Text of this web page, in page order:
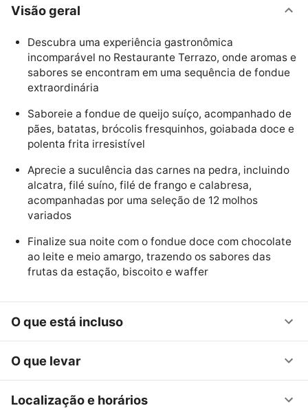
Visão geral
Descubra uma experiência gastronômica
incomparável no Restaurante Terrazo, onde aromas e
sabores se encontram em uma sequência de fondue
extraordinária
Saboreie a fondue de queijo suíço, acompanhado de
pães, batatas, brócolis fresquinhos, goiabada doce e
polenta frita irresistível
Aprecie a suculência das carnes na pedra, incluindo
alcatra, filé suíno, filé de frango e calabresa,
acompanhadas por uma seleção de 12 molhos
variados
Finalize sua noite com o fondue doce com chocolate
ao leite e meio amargo, trazendo os sabores das
frutas da estação, biscoito e waffer
O que está incluso
O que levar
Localização e horários